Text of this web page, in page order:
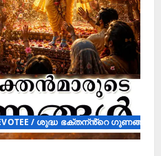
DEVOTEE / ശുദ്ധ ഭക്തന്ൻ്റെ ഗുണങ്ങൾ (